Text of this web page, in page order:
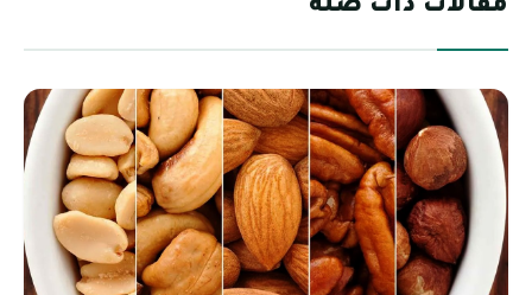
مقالات ذات صلة